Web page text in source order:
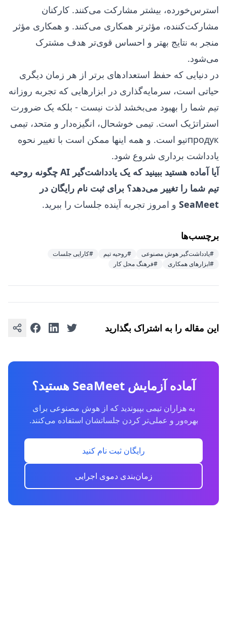
استرس‌خورده، بیشتر مشارکت می‌کنند. کارکنان
مشارکت‌کننده، مؤثرتر همکاری می‌کنند. و همکاری مؤثر
منجر به نتایج بهتر و احساس قوی‌تر هدف مشترک
می‌شود.
در دنیایی که حفظ استعدادهای برتر از هر زمان دیگری
حیاتی است، سرمایه‌گذاری در ابزارهایی که تجربه روزانه
تیم شما را بهبود می‌بخشد لذت نیست - بلکه یک ضرورت
استراتژیک است. تیمی خوشحال، انگیزه‌دار و متحد، تیمی
продукتیو است. و همه اینها ممکن است با تغییر نحوه
یادداشت برداری شروع شود.
آیا آماده هستید ببینید که یک یادداشت‌گیر AI چگونه روحیه
تیم شما را تغییر می‌دهد؟ برای ثبت نام رایگان در
SeaMeet و امروز تجربه آینده جلسات را ببرید.
برچسب‌ها
#یادداشت‌گیر هوش مصنوعی #روحیه تیم
#کارایی جلسات
#ابزارهای همکاری
#فرهنگ محل کار
این مقاله را به اشتراک بگذارید
آماده آزمایش SeaMeet هستید؟
به هزاران تیمی بپیوندید که از هوش مصنوعی برای
بهره‌ور و عملی‌تر کردن جلساتشان استفاده می‌کنند.
رایگان ثبت نام کنید
زمان‌بندی دموی اجرایی